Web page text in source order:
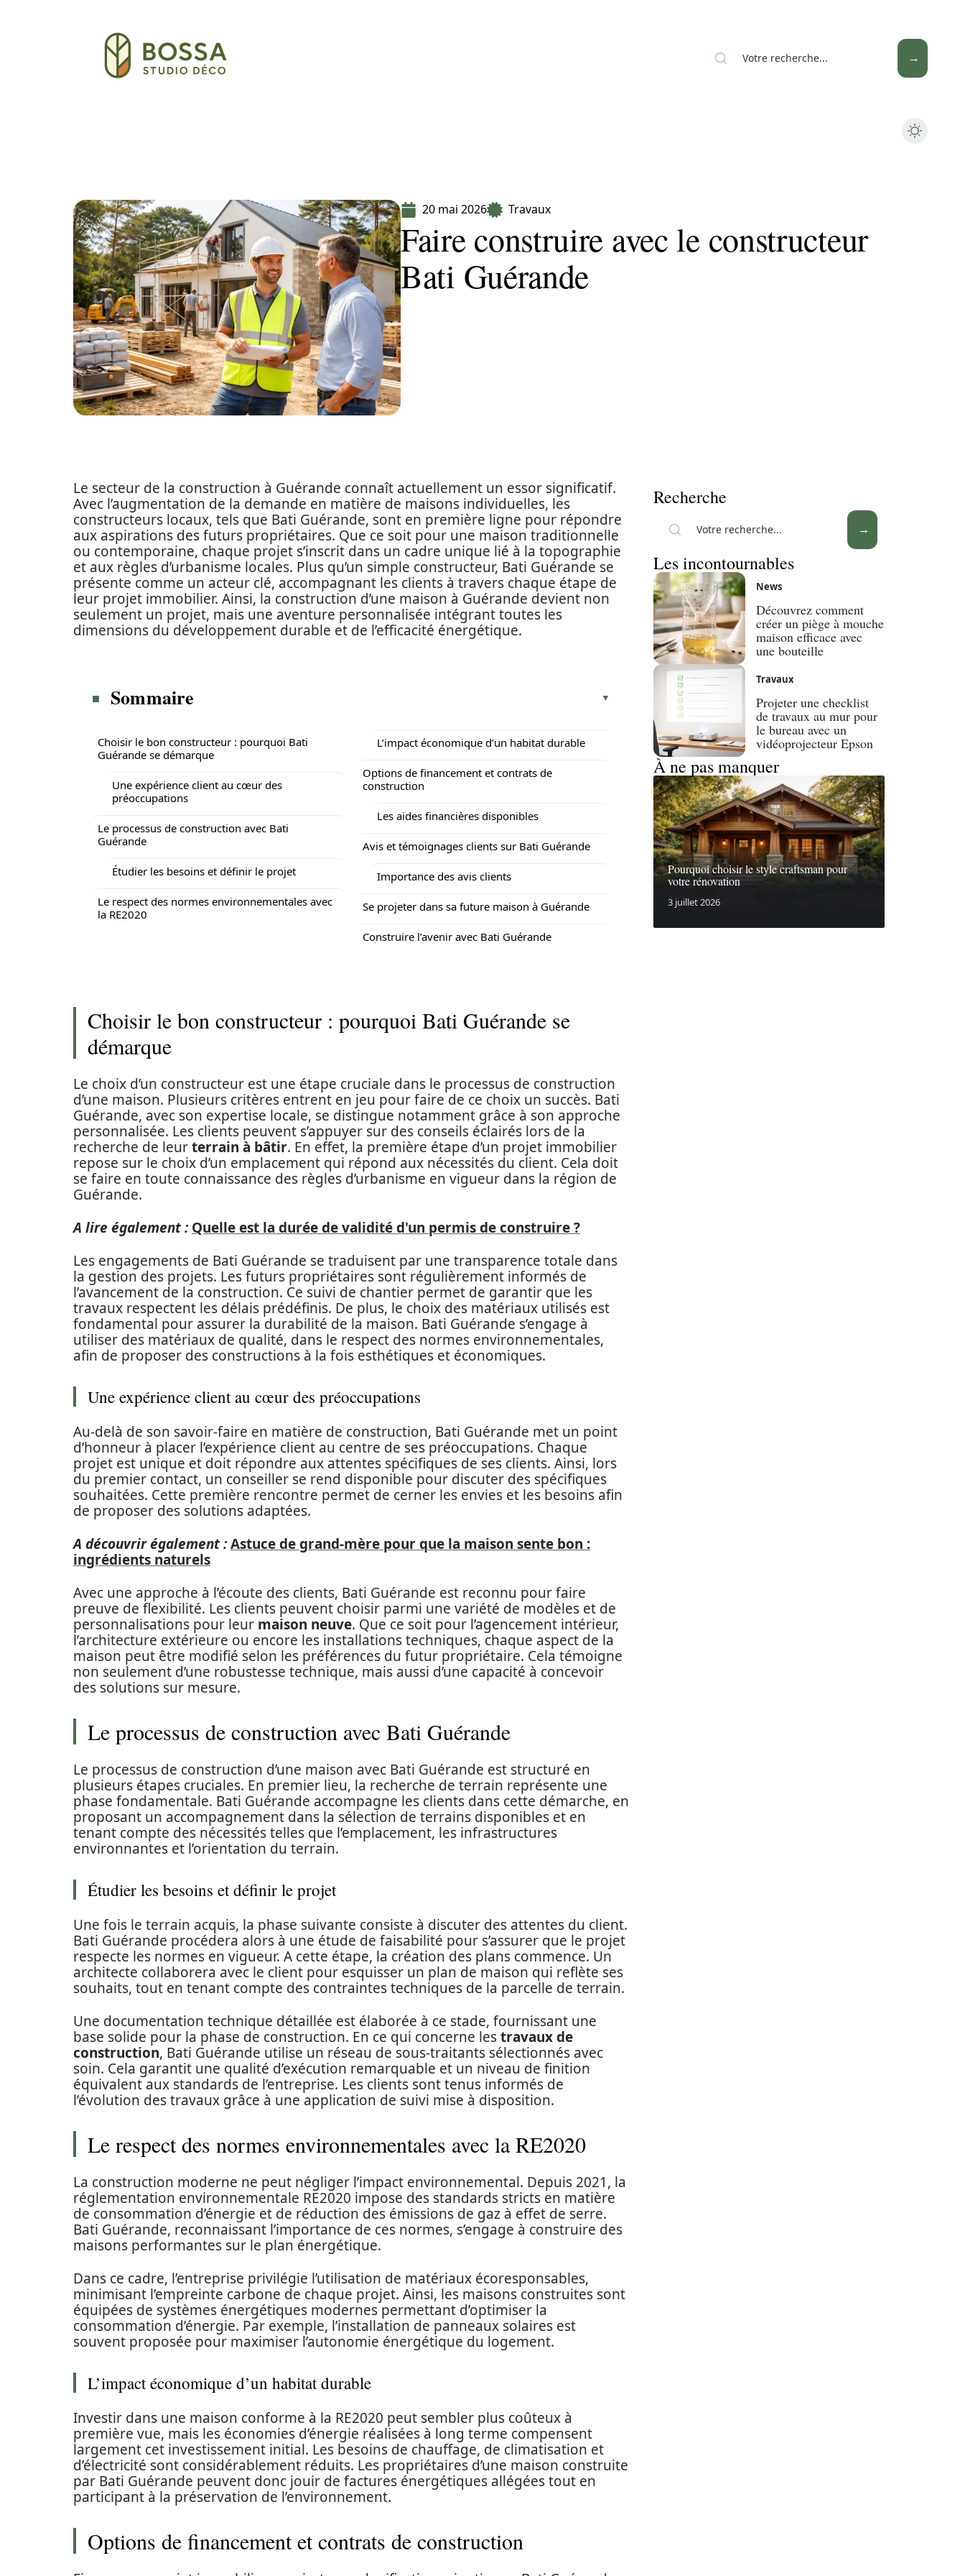
20 mai 2026 Travaux
Faire construire avec le constructeur
Bati Guérande
Le secteur de la construction à Guérande connaît actuellement un essor significatif.
Avec l’augmentation de la demande en matière de maisons individuelles, les
constructeurs locaux, tels que Bati Guérande, sont en première ligne pour répondre
aux aspirations des futurs propriétaires. Que ce soit pour une maison traditionnelle
ou contemporaine, chaque projet s’inscrit dans un cadre unique lié à la topographie
et aux règles d’urbanisme locales. Plus qu’un simple constructeur, Bati Guérande se
présente comme un acteur clé, accompagnant les clients à travers chaque étape de
leur projet immobilier. Ainsi, la construction d’une maison à Guérande devient non
seulement un projet, mais une aventure personnalisée intégrant toutes les
dimensions du développement durable et de l’efficacité énergétique.
Sommaire
Choisir le bon constructeur : pourquoi Bati
Guérande se démarque
Une expérience client au cœur des
préoccupations
Le processus de construction avec Bati
Guérande
Étudier les besoins et définir le projet
Le respect des normes environnementales avec
la RE2020
L’impact économique d’un habitat durable
Options de financement et contrats de
construction
Les aides financières disponibles
Avis et témoignages clients sur Bati Guérande
Importance des avis clients
Se projeter dans sa future maison à Guérande
Construire l’avenir avec Bati Guérande
Choisir le bon constructeur : pourquoi Bati Guérande se
démarque
Le choix d’un constructeur est une étape cruciale dans le processus de construction
d’une maison. Plusieurs critères entrent en jeu pour faire de ce choix un succès. Bati
Guérande, avec son expertise locale, se distingue notamment grâce à son approche
personnalisée. Les clients peuvent s’appuyer sur des conseils éclairés lors de la
recherche de leurterrain à bâtir. En effet, la première étape d’un projet immobilier
repose sur le choix d’un emplacement qui répond aux nécessités du client. Cela doit
se faire en toute connaissance des règles d’urbanisme en vigueur dans la région de
Guérande.
A lire également : Quelle est la durée de validité d'un permis de construire ?
Les engagements de Bati Guérande se traduisent par une transparence totale dans
la gestion des projets. Les futurs propriétaires sont régulièrement informés de
l’avancement de la construction. Ce suivi de chantier permet de garantir que les
travaux respectent les délais prédéfinis. De plus, le choix des matériaux utilisés est
fondamental pour assurer la durabilité de la maison. Bati Guérande s’engage à
utiliser des matériaux de qualité, dans le respect des normes environnementales,
afin de proposer des constructions à la fois esthétiques et économiques.
Une expérience client au cœur des préoccupations
Au-delà de son savoir-faire en matière de construction, Bati Guérande met un point
d’honneur à placer l’expérience client au centre de ses préoccupations. Chaque
projet est unique et doit répondre aux attentes spécifiques de ses clients. Ainsi, lors
du premier contact, un conseiller se rend disponible pour discuter des spécifiques
souhaitées. Cette première rencontre permet de cerner les envies et les besoins afin
de proposer des solutions adaptées.
A découvrir également :Astuce de grand-mère pour que la maison sente bon :
ingrédients naturels
Avec une approche à l’écoute des clients, Bati Guérande est reconnu pour faire
preuve de flexibilité. Les clients peuvent choisir parmi une variété de modèles et de
personnalisations pour leur maison neuve. Que ce soit pour l’agencement intérieur,
l’architecture extérieure ou encore les installations techniques, chaque aspect de la
maison peut être modifié selon les préférences du futur propriétaire. Cela témoigne
non seulement d’une robustesse technique, mais aussi d’une capacité à concevoir
des solutions sur mesure.
Le processus de construction avec Bati Guérande
Le processus de construction d’une maison avec Bati Guérande est structuré en
plusieurs étapes cruciales. En premier lieu, la recherche de terrain représente une
phase fondamentale. Bati Guérande accompagne les clients dans cette démarche, en
proposant un accompagnement dans la sélection de terrains disponibles et en
tenant compte des nécessités telles que l’emplacement, les infrastructures
environnantes et l’orientation du terrain.
Étudier les besoins et définir le projet
Une fois le terrain acquis, la phase suivante consiste à discuter des attentes du client.
Bati Guérande procédera alors à une étude de faisabilité pour s’assurer que le projet
respecte les normes en vigueur. A cette étape, la création des plans commence. Un
architecte collaborera avec le client pour esquisser un plan de maison qui reflète ses
souhaits, tout en tenant compte des contraintes techniques de la parcelle de terrain.
Une documentation technique détaillée est élaborée à ce stade, fournissant une
base solide pour la phase de construction. En ce qui concerne lestravaux de
construction, Bati Guérande utilise un réseau de sous-traitants sélectionnés avec
soin. Cela garantit une qualité d’exécution remarquable et un niveau de finition
équivalent aux standards de l’entreprise. Les clients sont tenus informés de
l’évolution des travaux grâce à une application de suivi mise à disposition.
Le respect des normes environnementales avec la RE2020
La construction moderne ne peut négliger l’impact environnemental. Depuis 2021, la
réglementation environnementale RE2020 impose des standards stricts en matière
de consommation d’énergie et de réduction des émissions de gaz à effet de serre.
Bati Guérande, reconnaissant l’importance de ces normes, s’engage à construire des
maisons performantes sur le plan énergétique.
Dans ce cadre, l’entreprise privilégie l’utilisation de matériaux écoresponsables,
minimisant l’empreinte carbone de chaque projet. Ainsi, les maisons construites sont
équipées de systèmes énergétiques modernes permettant d’optimiser la
consommation d’énergie. Par exemple, l’installation de panneaux solaires est
souvent proposée pour maximiser l’autonomie énergétique du logement.
L’impact économique d’un habitat durable
Investir dans une maison conforme à la RE2020 peut sembler plus coûteux à
première vue, mais les économies d’énergie réalisées à long terme compensent
largement cet investissement initial. Les besoins de chauffage, de climatisation et
d’électricité sont considérablement réduits. Les propriétaires d’une maison construite
par Bati Guérande peuvent donc jouir de factures énergétiques allégées tout en
participant à la préservation de l’environnement.
Options de financement et contrats de construction
Recherche
Les incontournables
News
Découvrez comment
créer un piège à mouche
maison efficace avec
une bouteille
Travaux
Projeter une checklist
de travaux au mur pour
le bureau avec un
vidéoprojecteur Epson
À ne pas manquer
Pourquoi choisir le style craftsman pour
votre rénovation
3 juillet 2026